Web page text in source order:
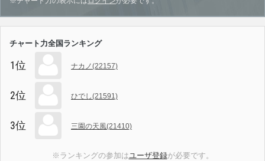
チャート力全国ランキング
1位 ナカノ(22157)
2位 ひでし(21591)
3位 三園の天風(21410)
※ランキングの参加はユーザ登録が必要です。